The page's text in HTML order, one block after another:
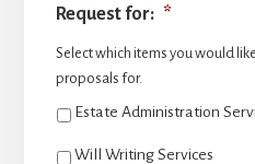
Request for: *
Select which items you would
proposals for.
Estate Administration
Will Writing Services